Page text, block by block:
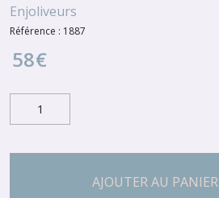
Enjoliveurs
Référence : 1887
58€
AJOUTER AU PANIER